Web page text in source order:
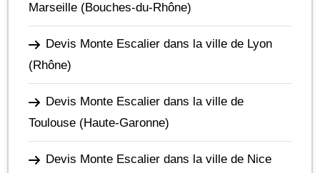
Marseille (Bouches-du-Rhône)
Devis Monte Escalier dans la ville de Lyon
(Rhône)
Devis Monte Escalier dans la ville de
Toulouse (Haute-Garonne)
Devis Monte Escalier dans la ville de Nice